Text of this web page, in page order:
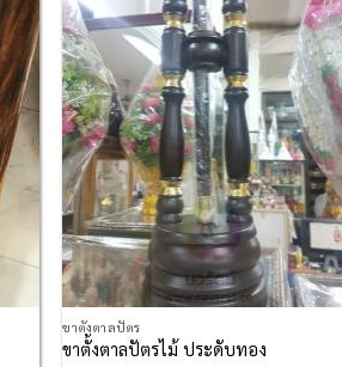
to
Add to
Wishlist
ขาตั้งตาลปัตร
ขาตั้งตาลปัตรไม้ ประดับทอง